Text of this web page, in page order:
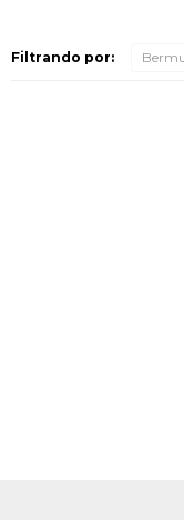
Filtrando por: